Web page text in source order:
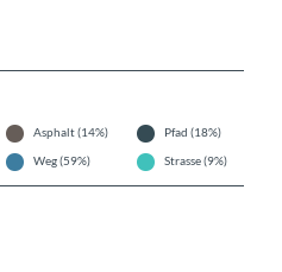
Asphalt (14%)
Pfad (18%)
Weg (59%)
Strasse (9%)